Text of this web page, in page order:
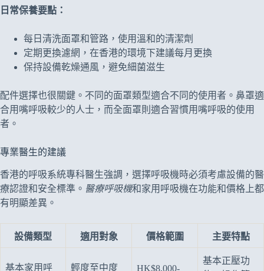
日常保養要點：
每日清洗面罩和管路，使用溫和的清潔劑
定期更換濾網，在香港的環境下建議每月更換
保持設備乾燥通風，避免細菌滋生
配件選擇也很關鍵。不同的面罩類型適合不同的使用者。鼻罩適
合用嘴呼吸較少的人士，而全面罩則適合習慣用嘴呼吸的使用
者。
專業醫生的建議
香港的呼吸系統專科醫生強調，選擇呼吸機時必須考慮設備的醫
療認證和安全標準。 醫療呼吸機和家用呼吸機在功能和價格上都
有明顯差異。
設備類型 適用對象 價格範圍 主要特點
基本家用呼
輕度至中度
HK$8,000-
基本正壓功